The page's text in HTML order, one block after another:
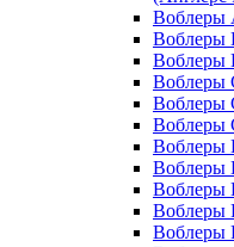
Воблеры
Воблеры
Воблеры
Воблеры
Воблеры
Воблеры
Воблеры
Воблеры
Воблеры
Воблеры
Воблеры